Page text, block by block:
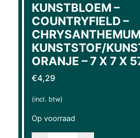
KUNSTBLOEM –
COUNTRYFIELD –
KUNSTSTOF/
ORANJE – 7 X 7 X
€4,29
(incl. btw)
Op voorraad